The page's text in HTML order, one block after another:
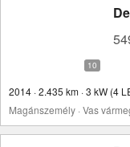
2014 · 2.435 km · 3 kW (4
Magánszemély · Vas